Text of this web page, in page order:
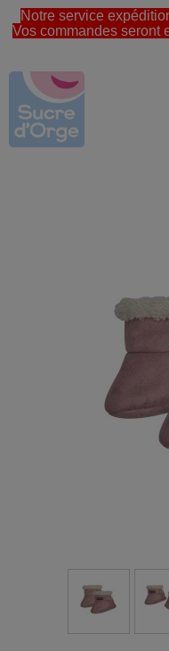
Notre service
Vos commandes seront